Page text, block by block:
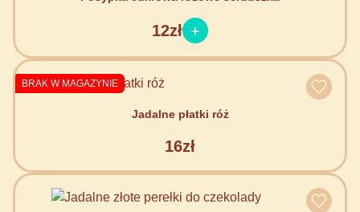
12zł
BRAK W MAGAZYNIE
Jadalne płatki róż
16zł